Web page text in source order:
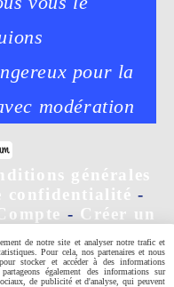
pour la
modération
générales
confidentialité
Créer un
de notre site et analyser notre trafic et
Pour cela, nos partenaires et nous
stocker et accéder à des informations
également des informations sur
de publicité et d'analyse, qui peuvent